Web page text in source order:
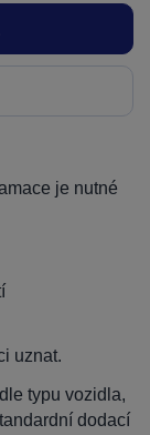
je nutné
uznat.
typu vozidla,
dodací